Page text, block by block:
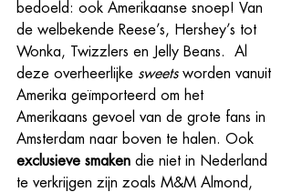
bedoeld: ook Amerikaanse snoep! Van
de welbekende Reese’s, Hershey’s tot
Wonka, Twizzlers en Jelly Beans.  Al
deze overheerlijke sweets worden vanuit
Amerika geïmporteerd om het
Amerikaans gevoel van de grote fans in
Amsterdam naar boven te halen. Ook
exclusieve smaken die niet in Nederland
te verkrijgen zijn zoals M&M Almond,